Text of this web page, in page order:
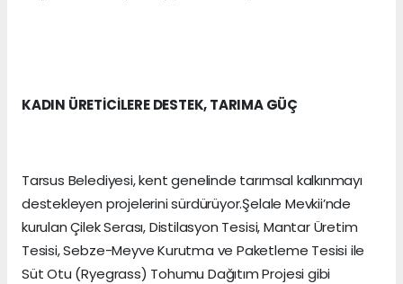
KADIN ÜRETİCİLERE DESTEK, TARIMA GÜÇ
Tarsus Belediyesi, kent genelinde tarımsal kalkınmayı
destekleyen projelerini sürdürüyor.Şelale Mevkii’nde
kurulan Çilek Serası, Distilasyon Tesisi, Mantar Üretim
Tesisi, Sebze-Meyve Kurutma ve Paketleme Tesisi ile
Süt Otu (Ryegrass) Tohumu Dağıtım Projesi gibi